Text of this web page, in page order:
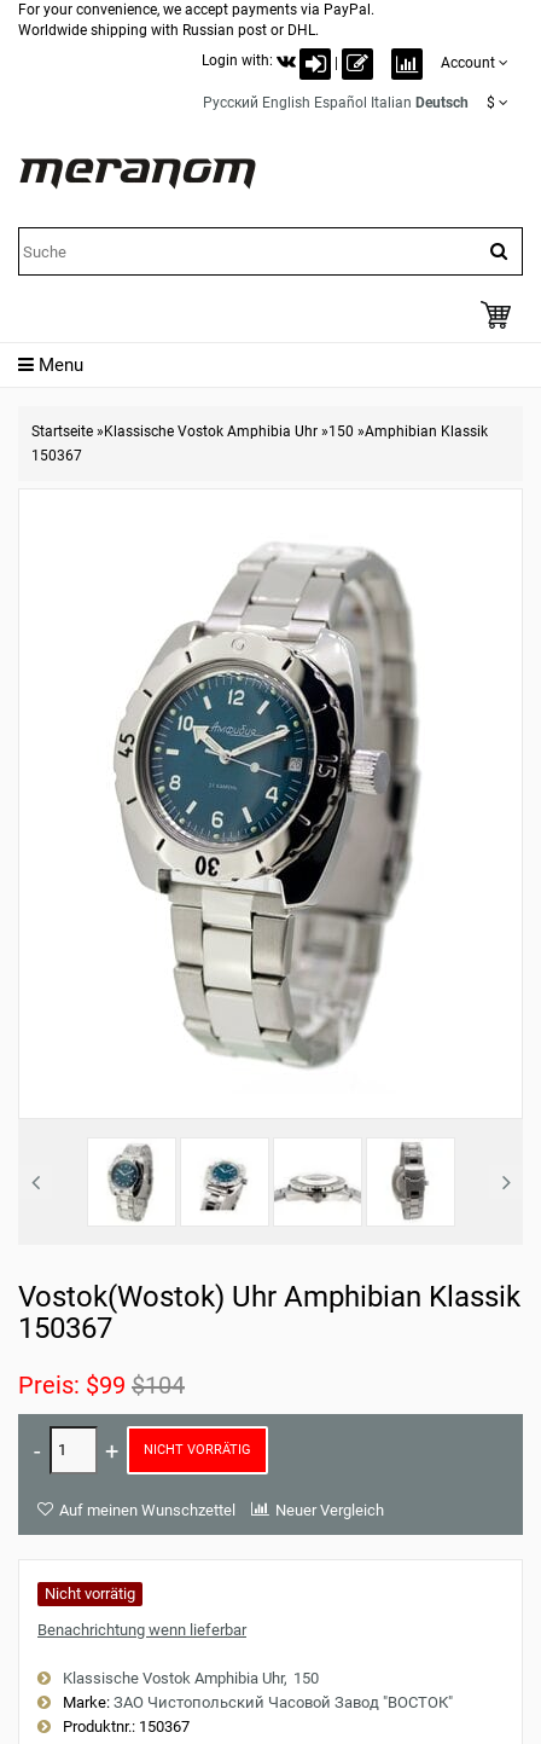
For your convenience, we accept payments via PayPal.
Worldwide shipping with Russian post or DHL.
Login with:
Account
Русский English Español Italian Deutsch $
Menu
Startseite » Klassische Vostok Amphibia Uhr »150 »Amphibian Klassik
150367
Vostok(Wostok) Uhr Amphibian Klassik
150367
Preis: $99 $104
NICHT VORRÄTIG
Auf meinen Wunschzettel Neuer Vergleich
Nicht vorrätig
Benachrichtung wenn lieferbar
Klassische Vostok Amphibia Uhr 150
Marke: ЗАО Чистопольский Часовой Завод "ВОСТОК"
Produktnr.: 150367